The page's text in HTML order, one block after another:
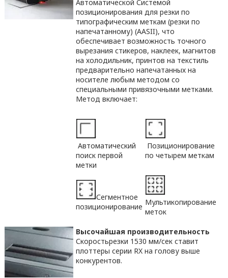
Автоматической Системой
позиционирования для резки по
типографическим меткам (резки по
напечатанному) (AASII), что
обеспечивает возможность точного
вырезания стикеров, наклеек, магнитов
на холодильник, принтов на текстиль
предварительно напечатанных на
носителе любым методом со
специальными привязочными метками.
Метод включает:
Автоматический
поиск первой
метки
Позиционирование
по четырем меткам
Сегментное
позиционирование Мультикопирование
меток
Высочайшая производительность
Скоростьрезки 1530 мм/сек ставит
плоттеры серии RX на голову выше
конкурентов.